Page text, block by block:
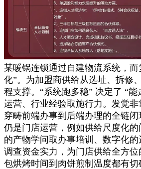
某暖锅连锁通过自建物流系统，
化”。为加盟商供给从选址、拆修
程支撑。“系统跑多稳” 决定了 “
运营、行业经验取施行力。发觉
穿畴前端办事到后端办理的全链
仍是门店运营，例如供给尺度化
的产物学问取办事培训、数字化
调查资金实力，为门店供给全方
包烘烤时间到肉饼煎制温度都有